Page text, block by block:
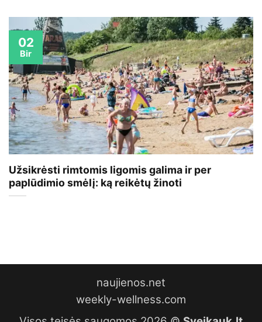
Užsikrėsti rimtomis ligomis galima ir per
paplūdimio smėlį: ką reikėtų žinoti
02
Bir
naujienos.net
weekly-wellness.com